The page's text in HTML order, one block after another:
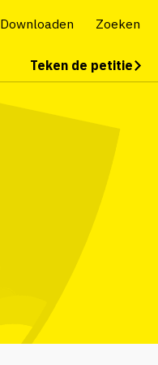
Downloaden Zoeken
Teken de petitie